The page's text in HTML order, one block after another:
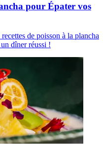
pour Épater vos
de poisson à la plancha
dîner réussi !